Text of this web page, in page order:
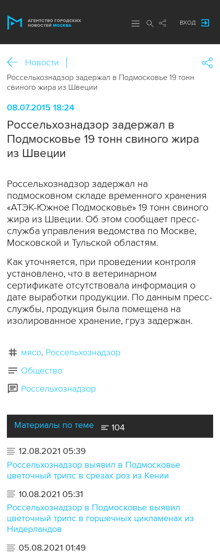
ВХОД
Новости
Россельхознадзор задержал в Подмосковье 19 тонн
свиного жира из Швеции
08.07.2015 18:24
Россельхознадзор задержал в
Подмосковье 19 тонн свиного жира
из Швеции
Россельхознадзор задержал на
подмосковном складе временного хранения
«АТЭК-Южное Подмосковье» 19 тонн свиного
жира из Швеции. Об этом сообщает пресс-
служба управления ведомства по Москве,
Московской и Тульской областям.
Как уточняется, при проведении контроля
установлено, что в ветеринарном
сертификате отсутствовала информация о
дате выработки продукции. По данным пресс-
службы, продукция была помещена на
изолированное хранение, груз задержан.
мясо Россельхознадзор
Общество
Россельхознадзор
Материалы по теме 104
12.08.2021 05:39
Россельхознадзор выявил в Подмосковье
цветочный трипс в срезах роз из Кении
10.08.2021 05:31
Россельхознадзор в Подмосковье выявил
цветочный трипс в горшечных цикламенах из
Нидерландов
05.08.2021 01:49